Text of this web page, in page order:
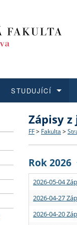
Struktura
Strategie
Podpora
Co
Učitelské
STUDUJÍCÍ
Rigorózní
O vědě a
Granty a
Aktuální
Zápisy
FF > Fakulta >
Rok 2026
2026-05-04
2026-04-27
2026-04-20